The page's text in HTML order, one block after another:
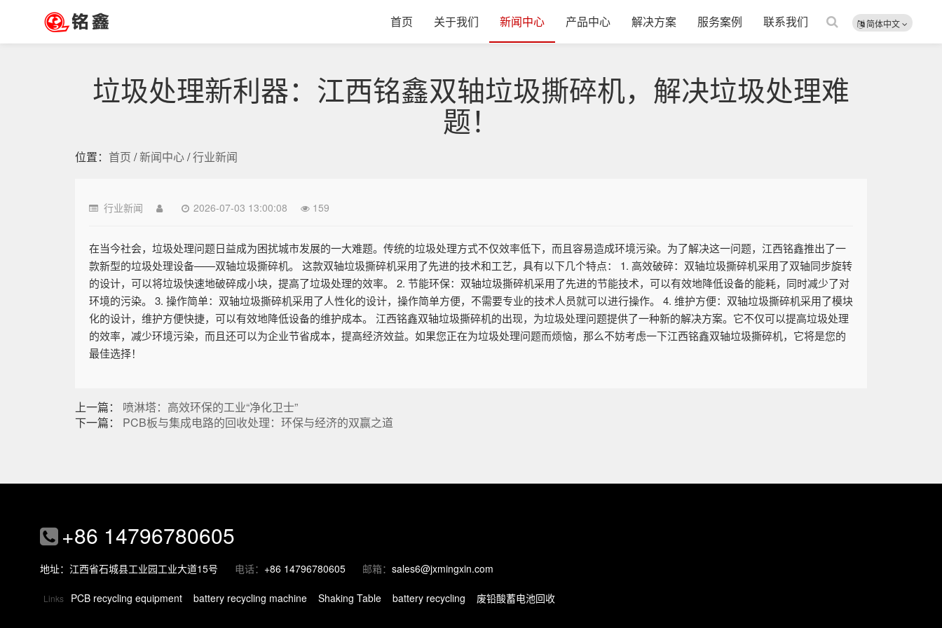
简体中文
首页 关于我们 新闻中心 产品中心 解决方案 服务案例 联系我们
垃圾处理新利器：江西铭鑫双轴垃圾撕碎机，解决垃圾处理难
题！
位置： 首页 /新闻中心/行业新闻
行业新闻 2026-07-03 13:00:08 159
在当今社会，垃圾处理问题日益成为困扰城市发展的一大难题。传统的垃圾处理方式不仅效率低下，而且容易造成环境污染。为了解决这一问题，江西铭鑫推出了一
款新型的垃圾处理设备——双轴垃圾撕碎机。 这款双轴垃圾撕碎机采用了先进的技术和工艺，具有以下几个特点： 1. 高效破碎：双轴垃圾撕碎机采用了双轴同步旋转
的设计，可以将垃圾快速地破碎成小块，提高了垃圾处理的效率。 2. 节能环保：双轴垃圾撕碎机采用了先进的节能技术，可以有效地降低设备的能耗，同时减少了对
环境的污染。 3. 操作简单：双轴垃圾撕碎机采用了人性化的设计，操作简单方便，不需要专业的技术人员就可以进行操作。 4. 维护方便：双轴垃圾撕碎机采用了模块
化的设计，维护方便快捷，可以有效地降低设备的维护成本。 江西铭鑫双轴垃圾撕碎机的出现，为垃圾处理问题提供了一种新的解决方案。它不仅可以提高垃圾处理
的效率，减少环境污染，而且还可以为企业节省成本，提高经济效益。如果您正在为垃圾处理问题而烦恼，那么不妨考虑一下江西铭鑫双轴垃圾撕碎机，它将是您的
最佳选择！
上一篇： 喷淋塔：高效环保的工业“净化卫士”
下一篇： PCB板与集成电路的回收处理：环保与经济的双赢之道
+86 14796780605
地址：江西省石城县工业园工业大道15号 电话： +86 14796780605 邮箱： sales6@jxmingxin.com
Links PCB recycling equipment battery recycling machine Shaking Table battery recycling 废铅酸蓄电池回收